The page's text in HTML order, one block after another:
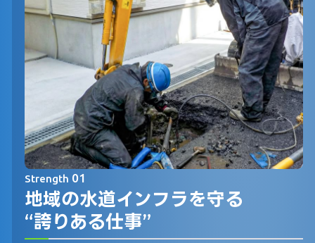
Strength 01
地域の水道インフラを守る
“誇りある仕事”